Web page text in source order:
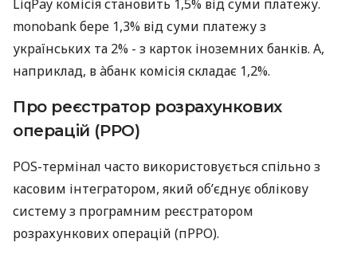
LiqPay комісія становить 1,5% від суми платежу.
monobank бере 1,3% від суми платежу з
українських та 2% - з карток іноземних банків. А,
наприклад, в àбанк комісія складає 1,2%.
Про реєстратор розрахункових
операцій (РРО)
POS-термінал часто використовується спільно з
касовим інтегратором, який об’єднує облікову
систему з програмним реєстратором
розрахункових операцій (пРРО).